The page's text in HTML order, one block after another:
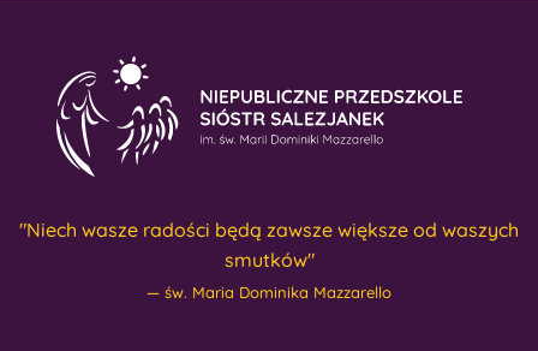
"Niech wasze radości będą zawsze większe od waszych
smutków"
św. Maria Dominika Mazzarello